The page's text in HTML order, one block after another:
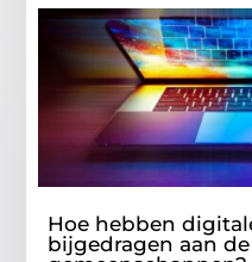
Hoe hebben
bijgedragen aan